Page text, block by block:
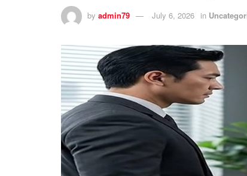
by admin79 July 6, 2026 in